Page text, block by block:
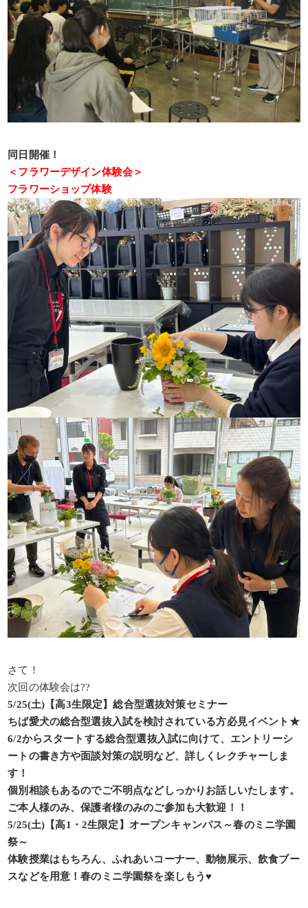
同日開催！
＜フラワーデザイン体験会＞
フラワーショップ体験
さて！
次回の体験会は??
5/25(土)【高3生限定】総合型選抜対策セミナー
ちば愛犬の総合型選抜入試を検討されている方必見イベント★
6/2からスタートする総合型選抜入試に向けて、エントリーシ
ートの書き方や面談対策の説明など、詳しくレクチャーしま
す！
個別相談もあるのでご不明点などしっかりお話しいたします。
ご本人様のみ、保護者様のみのご参加も大歓迎！！
5/25(土)【高1・2生限定】オープンキャンパス～春のミニ学園
祭～
体験授業はもちろん、ふれあいコーナー、動物展示、飲食ブー
スなどを用意！春のミニ学園祭を楽しもう♥